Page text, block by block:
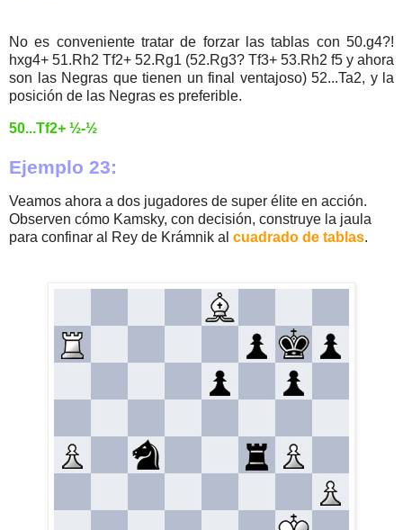
No es conveniente tratar de forzar las tablas con 50.g4?!
hxg4+ 51.Rh2 Tf2+ 52.Rg1 (52.Rg3? Tf3+ 53.Rh2 f5 y ahora
son las Negras que tienen un final ventajoso) 52...Ta2, y la
posición de las Negras es preferible.
50...Tf2+ ½-½
Ejemplo 23:
Veamos ahora a dos jugadores de super élite en acción.
Observen cómo Kamsky, con decisión, construye la jaula
para confinar al Rey de Krámnik al cuadrado de tablas.